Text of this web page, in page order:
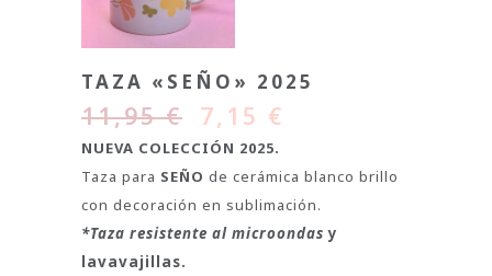
TAZA «SEÑO» 2025
11,95€ 7,15 €
NUEVA COLECCIÓN 2025.
Taza para SEÑO de cerámica blanco brillo
con decoración en sublimación.
*Taza resistente al microondasy
lavavajillas.